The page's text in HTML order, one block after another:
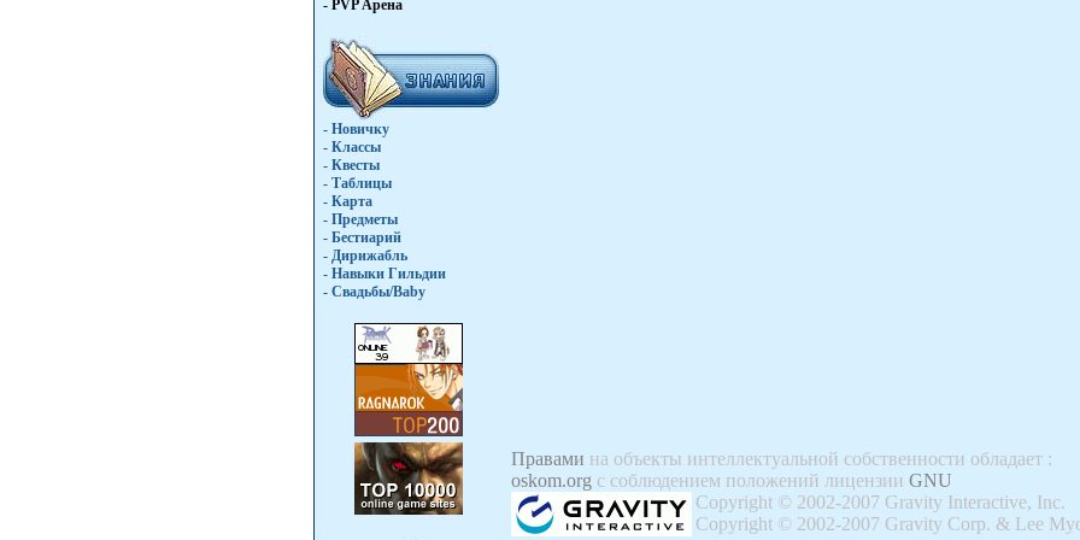
- PVP Арена
- Новичку
- Классы
- Квесты
- Таблицы
- Карта
- Предметы
- Бестиарий
- Дирижабль
- Навыки Гильдии
- Свадьбы/Baby
Правами на объекты интеллектуальной собственности обладает :
oskom.org с соблюдением положений лицензии GNU
Copyright © 2002-2007 Gravity Interactive, Inc.
Copyright © 2002-2007 Gravity Corp. & Lee